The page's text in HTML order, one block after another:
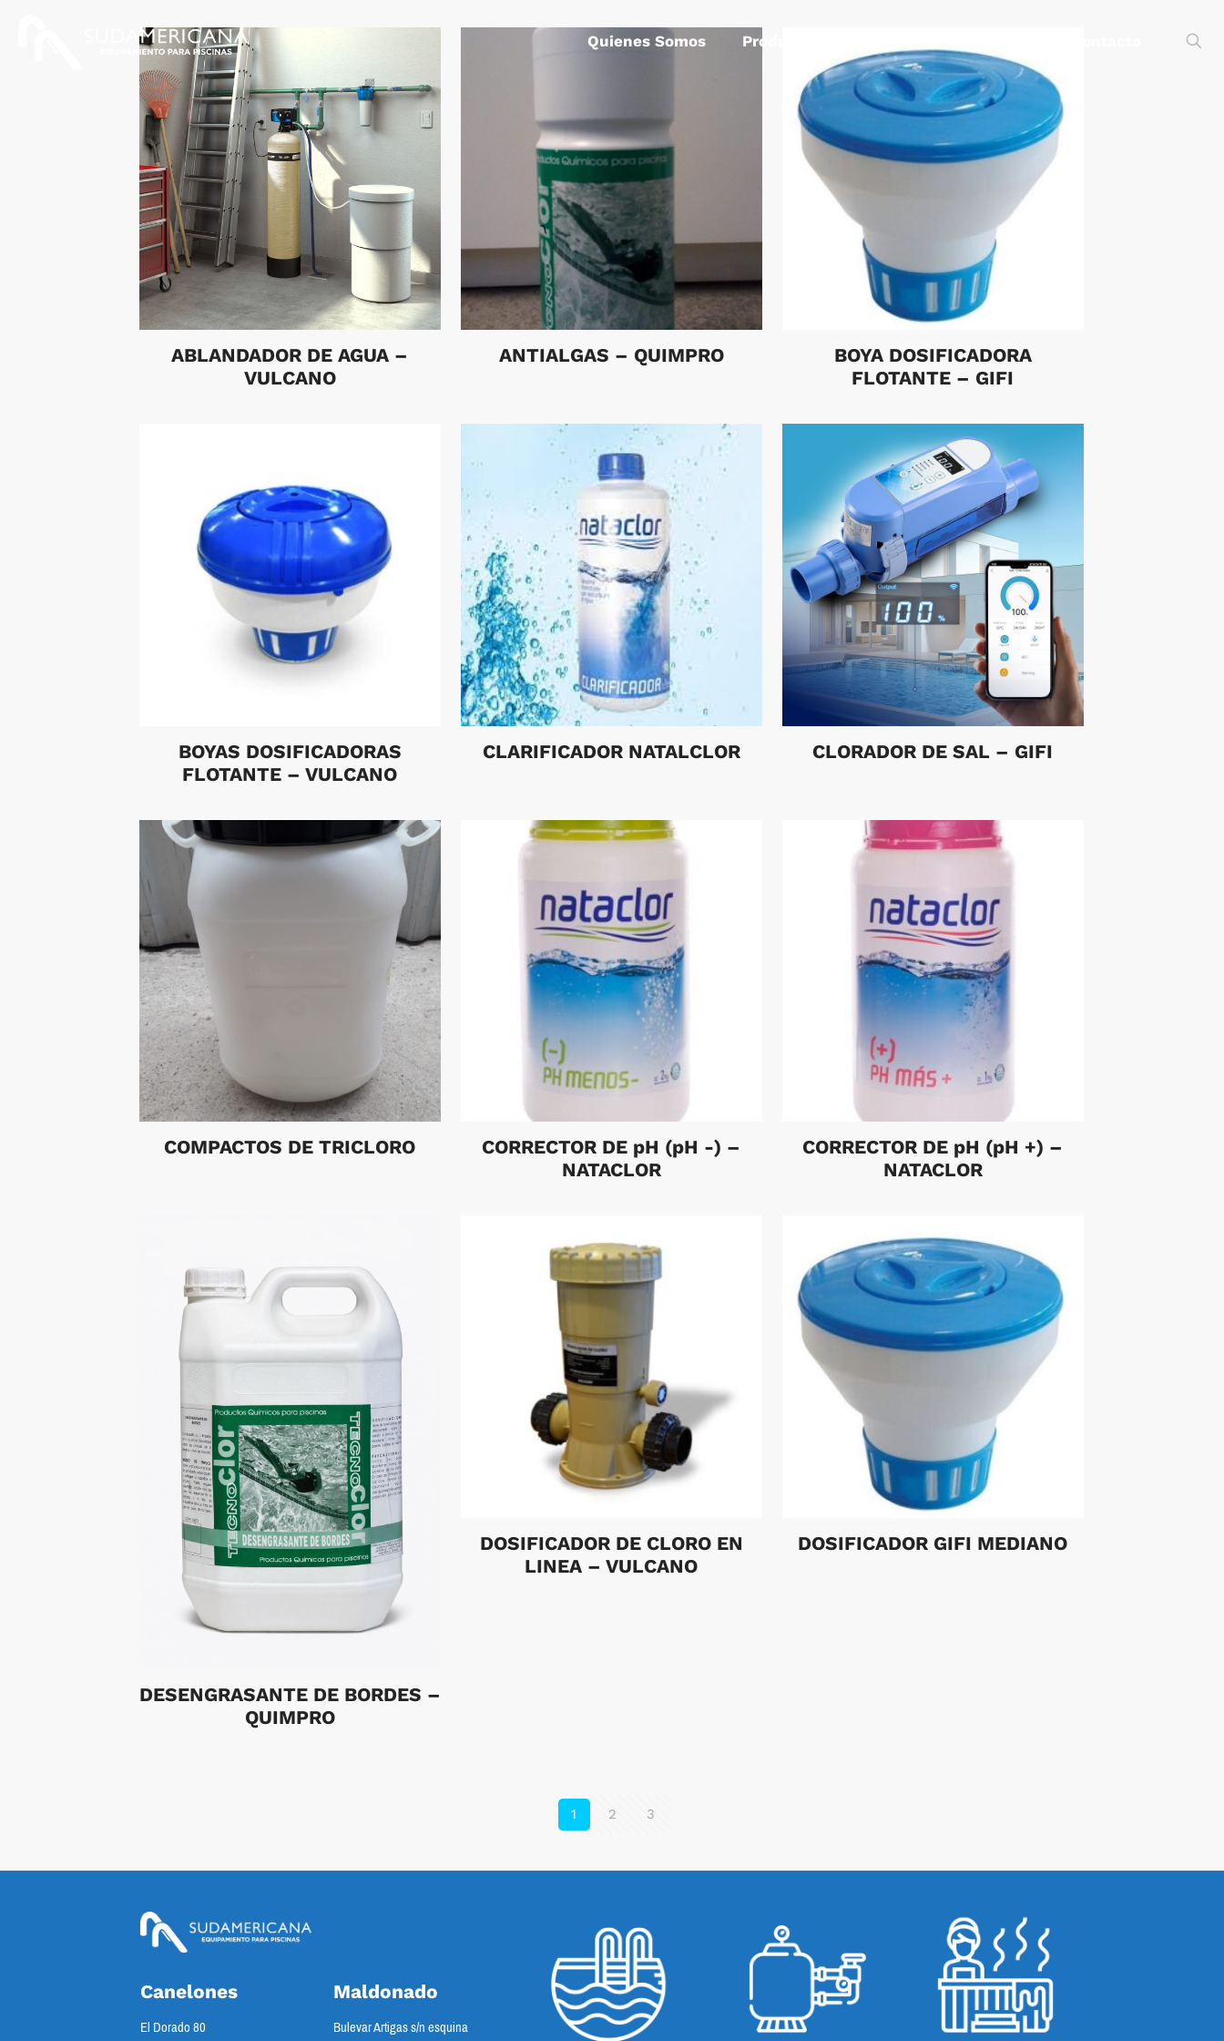
Quienes Somos Productos
ABLANDADOR DE AGUA –
VULCANO
ANTIALGAS – QUIMPRO
BOYA DOSIFICADORA
FLOTANTE – GIFI
BOYAS DOSIFICADORAS
FLOTANTE – VULCANO
CLARIFICADOR NATALCLOR CLORADOR DE SAL – GIFI
COMPACTOS DE TRICLORO
CORRECTOR DE pH (pH -) –
NATACLOR
CORRECTOR DE pH (pH +) –
NATACLOR
DESENGRASANTE DE BORDES –
QUIMPRO
DOSIFICADOR DE CLORO EN
LINEA – VULCANO
DOSIFICADOR GIFI MEDIANO
1 2 3
Canelones
El Dorado 80
Maldonado
Bulevar Artigas s/n esquina